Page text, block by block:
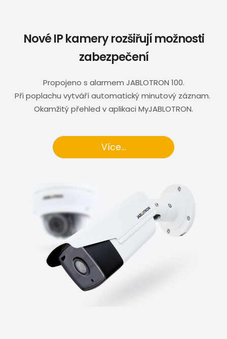
Nové IP kamery rozšiřují možnosti
zabezpečení
Propojeno s alarmem JABLOTRON 100.
Při poplachu vytváří automatický minutový záznam.
Okamžitý přehled v aplikaci MyJABLOTRON.
Více...